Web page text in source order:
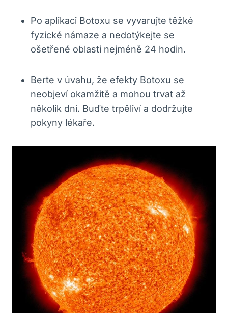
Po aplikaci Botoxu se vyvarujte těžké
fyzické námaze a nedotýkejte se
ošetřené oblasti nejméně 24 hodin.
Berte v úvahu, že efekty Botoxu se
neobjeví okamžitě a mohou trvat až
několik dní. Buďte trpěliví a dodržujte
pokyny lékaře.